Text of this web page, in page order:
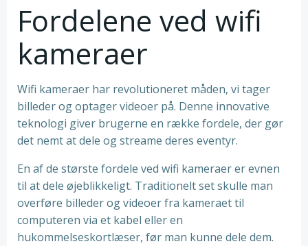
Fordelene ved wifi
kameraer
Wifi kameraer har revolutioneret måden, vi tager
billeder og optager videoer på. Denne innovative
teknologi giver brugerne en række fordele, der gør
det nemt at dele og streame deres eventyr.
En af de største fordele ved wifi kameraer er evnen
til at dele øjeblikkeligt. Traditionelt set skulle man
overføre billeder og videoer fra kameraet til
computeren via et kabel eller en
hukommelseskortlæser, før man kunne dele dem.